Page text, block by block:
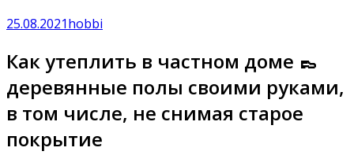
25.08.2021hobbi
Как утеплить в частном доме 👞
деревянные полы своими руками,
в том числе, не снимая старое
покрытие